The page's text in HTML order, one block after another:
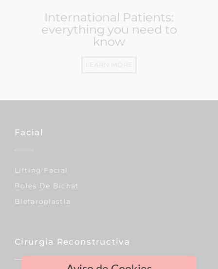
International Patients:
everything you need to
know
Facial
Lífting Facial
Boles De Bichat
Blefaroplastia
Cirurgia Reconstructiva